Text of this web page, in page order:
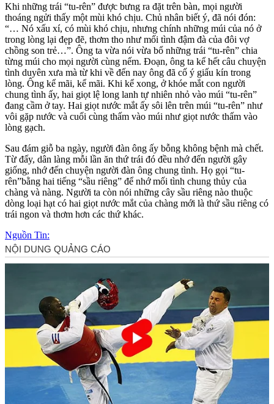
Khi những trái “tu-rên” được bưng ra đặt trên bàn, mọi người
thoáng ngửi thấy một mùi khó chịu. Chủ nhân biết ý, đã nói đón:
“… Nó xấu xí, có mùi khó chịu, nhưng chính những múi của nó ở
trong lòng lại đẹp đẽ, thơm tho như mối tình đậm đà của đôi vợ
chồng son trẻ…”. Ông ta vừa nói vừa bổ những trái “tu-rên” chia
từng múi cho mọi người cùng nếm. Đoạn, ông ta kể hết câu chu‌yện
tìn‌h duyên xưa mà từ khi về đến nay ông đã cố ý giấu kín trong
lòng. Ông kể mãi, kể mãi. Khi kể xong, ở khóe mắt con người
chung tình ấy, hai giọt lệ long lanh tự nhiên nhỏ vào múi “tu-rên”
đang cầm ở tay. Hai giọt nước mắt ấy sôi lên trên múi “tu-rên” như
vôi gặp nước và cuối cùng thấm vào múi như giọt nước thấm vào
lòng gạch.
Sau đám giỗ ba ngày, người đàn ông ấy bỗng không bệnh mà chết.
Từ đấy, dân làng mỗi lần ăn thứ trái đó đều nhớ đến người gây
giống, nhớ đến chuyện người đàn ông chung tình. Họ gọi “tu-
rên”bằng hai tiếng “sầu riêng” để nhớ mối tình chung thủy của
chàng và nàng. Người ta còn nói những cây sầu riêng nào thuộc
dòng loại hạt có hai giọt nước mắt của chàng mới là thứ sầu riêng có
trái ngon và thơm hơn các thứ khác.
Nguồn Tin: